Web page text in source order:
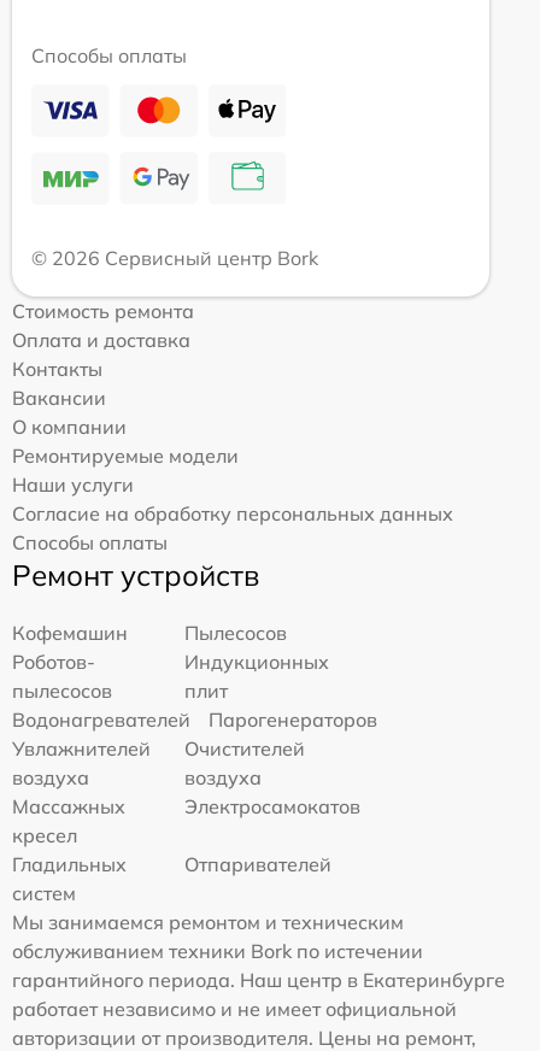
Способы оплаты
© 2026 Сервисный центр Bork
Стоимость ремонта
Оплата и доставка
Контакты
Вакансии
О компании
Ремонтируемые модели
Наши услуги
Согласие на обработку персональных данных
Способы оплаты
Ремонт устройств
Кофемашин
Пылесосов
Роботов-
пылесосов
Индукционных
плит
Водонагревателей
Парогенераторов
Увлажнителей
воздуха
Очистителей
воздуха
Массажных
кресел
Электросамокатов
Гладильных
систем
Отпаривателей
Мы занимаемся ремонтом и техническим
обслуживанием техники Bork по истечении
гарантийного периода. Наш центр в Екатеринбурге
работает независимо и не имеет официальной
авторизации от производителя. Цены на ремонт,